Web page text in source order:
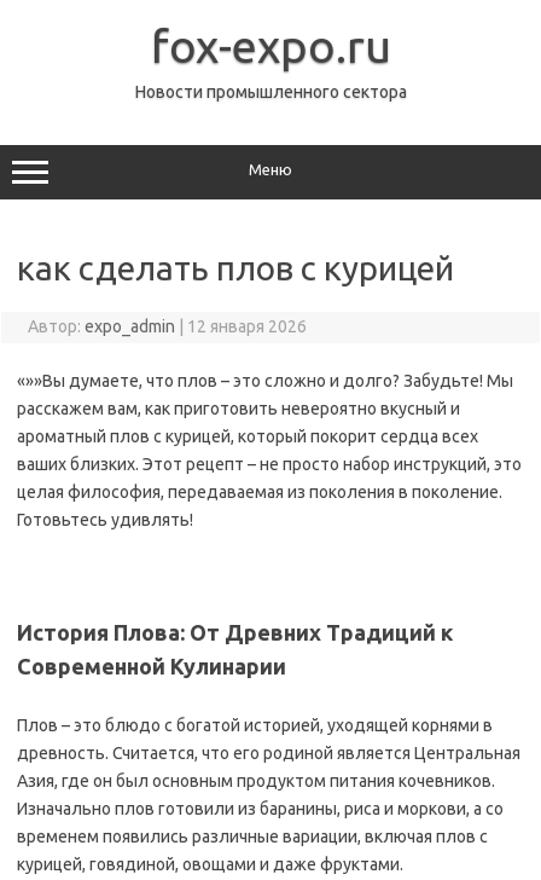
fox-expo.ru
Новости промышленного сектора
Меню
как сделать плов с курицей
Автор: expo_admin 12 января 2026
«»»Вы думаете, что плов – это сложно и долго? Забудьте! Мы
расскажем вам, как приготовить невероятно вкусный и
ароматный плов с курицей, который покорит сердца всех
ваших близких. Этот рецепт – не просто набор инструкций, это
целая философия, передаваемая из поколения в поколение.
Готовьтесь удивлять!
История Плова: От Древних Традиций к
Современной Кулинарии
Плов – это блюдо с богатой историей, уходящей корнями в
древность. Считается, что его родиной является Центральная
Азия, где он был основным продуктом питания кочевников.
Изначально плов готовили из баранины, риса и моркови, а со
временем появились различные вариации, включая плов с
курицей, говядиной, овощами и даже фруктами.